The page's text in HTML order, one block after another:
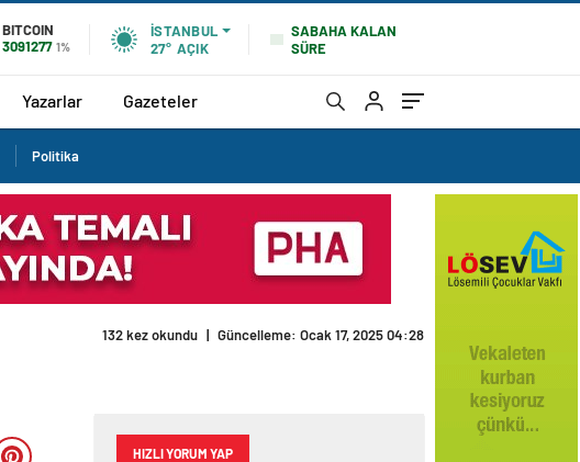
BITCOIN
3091277 1%
İSTANBUL
27° AÇIK
SABAHA KALAN
SÜRE
Yazarlar Gazeteler
Politika
HIZLI YORUM YAP